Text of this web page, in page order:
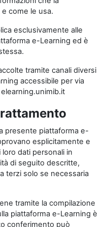
come le usa.
esclusivamente alle
e-Learning ed è
tramite canali diversi
accessibile per via
presente piattaforma e-
esplicitamente e
dati personali in
di seguito descritte,
terzi solo se necessaria
tramite la compilazione
piattaforma e-Learning è
conferimento può